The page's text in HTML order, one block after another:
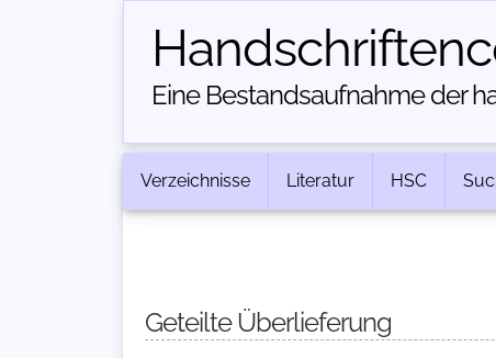
Eine Bestandsaufnahme der
Verzeichnisse Literatur HSC
Geteilte Überlieferung